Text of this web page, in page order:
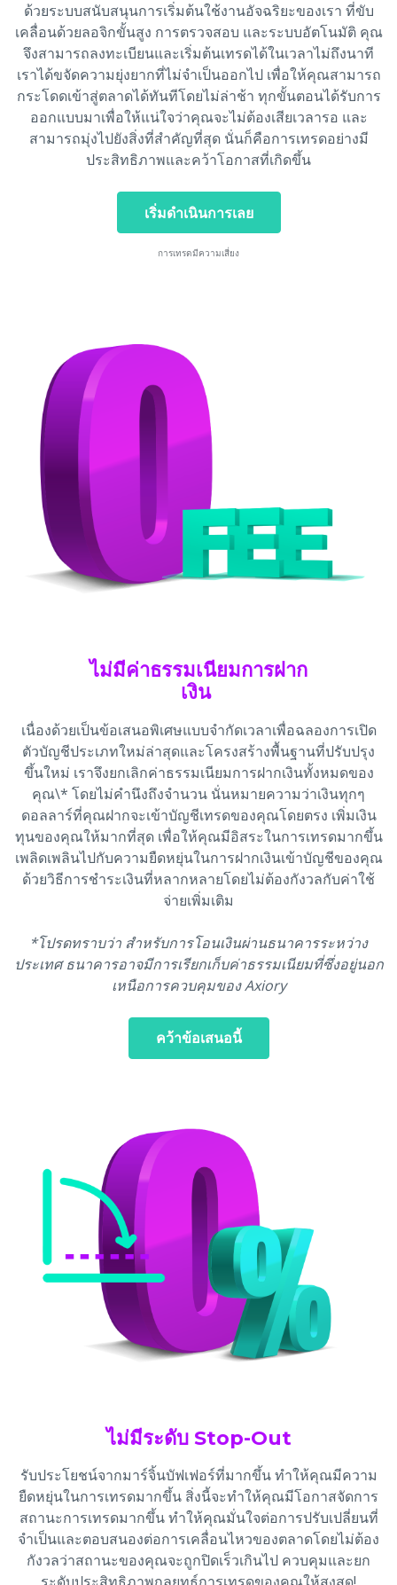
ด้วยระบบสนับสนุนการเริ่มต้นใช้งานอัจฉริยะของเรา ที่ขับ
เคลื่อนด้วยลอจิกขั้นสูง การตรวจสอบ และระบบอัตโนมัติ คุณ
จึงสามารถลงทะเบียนและเริ่มต้นเทรดได้ในเวลาไม่ถึงนาที
เราได้ขจัดความยุ่งยากที่ไม่จำเป็นออกไป เพื่อให้คุณสามารถ
กระโดดเข้าสู่ตลาดได้ทันทีโดยไม่ล่าช้า ทุกขั้นตอนได้รับการ
ออกแบบมาเพื่อให้แน่ใจว่าคุณจะไม่ต้องเสียเวลารอ และ
สามารถมุ่งไปยังสิ่งที่สำคัญที่สุด นั่นก็คือการเทรดอย่างมี
ประสิทธิภาพและคว้าโอกาสที่เกิดขึ้น
เริ่มดำเนินการเลย
การเทรดมีความเสี่ยง
ไม่มีค่าธรรมเนียมการฝาก
เงิน
เนื่องด้วยเป็นข้อเสนอพิเศษแบบจำกัดเวลาเพื่อฉลองการเปิด
ตัวบัญชีประเภทใหม่ล่าสุดและโครงสร้างพื้นฐานที่ปรับปรุง
ขึ้นใหม่ เราจึงยกเลิกค่าธรรมเนียมการฝากเงินทั้งหมดของ
คุณ\* โดยไม่คำนึงถึงจำนวน นั่นหมายความว่าเงินทุกๆ
ดอลลาร์ที่คุณฝากจะเข้าบัญชีเทรดของคุณโดยตรง เพิ่มเงิน
ทุนของคุณให้มากที่สุด เพื่อให้คุณมีอิสระในการเทรดมากขึ้น
เพลิดเพลินไปกับความยืดหยุ่นในการฝากเงินเข้าบัญชีของคุณ
ด้วยวิธีการชำระเงินที่หลากหลายโดยไม่ต้องกังวลกับค่าใช้
จ่ายเพิ่มเติม
*โปรดทราบว่า สำหรับการโอนเงินผ่านธนาคารระหว่าง
ประเทศ ธนาคารอาจมีการเรียกเก็บค่าธรรมเนียมที่ซึ่งอยู่นอก
เหนือการควบคุมของ Axiory
คว้าข้อเสนอนี้
ไม่มีระดับ Stop-Out
รับประโยชน์จากมาร์จิ้นบัฟเฟอร์ที่มากขึ้น ทำให้คุณมีความ
ยืดหยุ่นในการเทรดมากขึ้น สิ่งนี้จะทำให้คุณมีโอกาสจัดการ
สถานะการเทรดมากขึ้น ทำให้คุณมั่นใจต่อการปรับเปลี่ยนที่
จำเป็นและตอบสนองต่อการเคลื่อนไหวของตลาดโดยไม่ต้อง
กังวลว่าสถานะของคุณจะถูกปิดเร็วเกินไป ควบคุมและยก